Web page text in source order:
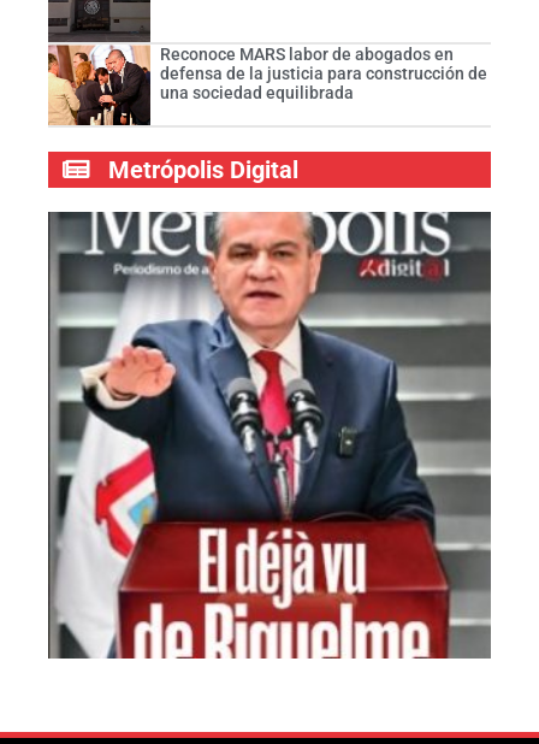
Reconoce MARS labor de abogados en
defensa de la justicia para construcción de
una sociedad equilibrada
Metrópolis Digital